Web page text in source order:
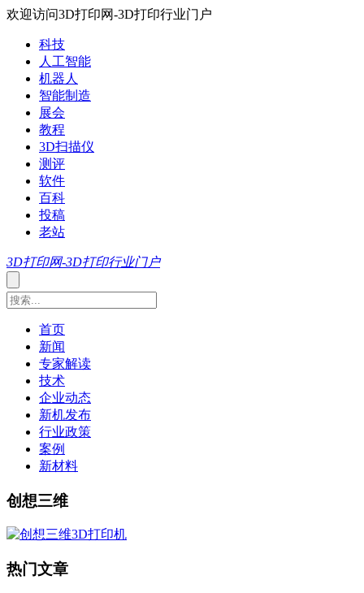
欢迎访问3D打印网-3D打印行业门户
科技
人工智能
机器人
智能制造
展会
教程
3D扫描仪
测评
软件
百科
投稿
老站
3D打印网-3D打印行业门户
首页
新闻
专家解读
技术
企业动态
新机发布
行业政策
案例
新材料
创想三维
热门文章